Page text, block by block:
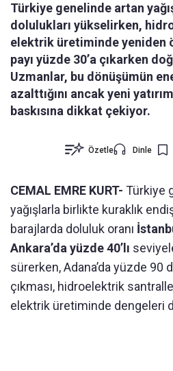
Türkiye genelinde artan
dolulukları yükselirken,
elektrik üretiminde yeniden
payı yüzde 30’a çıkarken
Uzmanlar, bu dönüşümün
azalttığını ancak yeni
baskısına dikkat çekiyor.
Özetle Dinle
CEMAL EMRE KURT- Türkiye
yağışlarla birlikte kuraklık
barajlarda doluluk oranı
Ankara’da yüzde 40’lı
sürerken, Adana’da yüzde 90
çıkması, hidroelektrik
elektrik üretiminde dengeleri